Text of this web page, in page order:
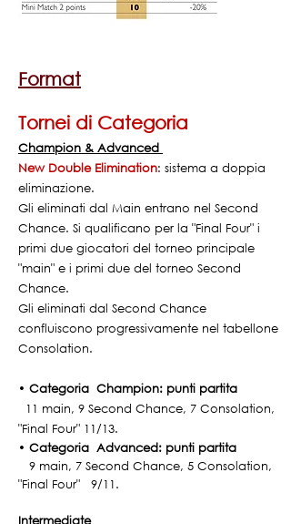
Format
Tornei di Categoria
Champion & Advanced
New Double Elimination: sistema a doppia
eliminazione.
Gli eliminati dal Main entrano nel Second
Chance. Si qualificano per la "Final Four" i
primi due giocatori del torneo principale
"main" e i primi due del torneo Second
Chance.
Gli eliminati dal Second Chance
confluiscono progressivamente nel tabellone
Consolation.
• Categoria Champion: punti partita
11 main, 9 Second Chance, 7 Consolation,
"Final Four" 11/13.
• Categoria Advanced: punti partita
9 main, 7 Second Chance, 5 Consolation,
"Final Four" 9/11.
Intermediate